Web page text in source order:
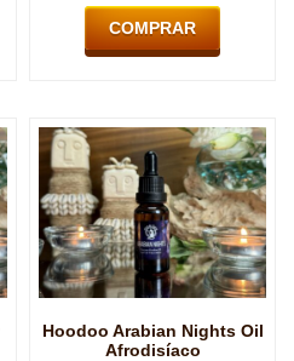
COMPRAR
Hoodoo Arabian Nights Oil
Afrodisíaco